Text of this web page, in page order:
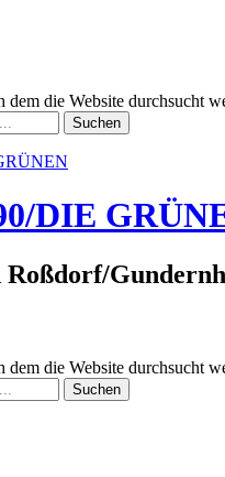
dem die Website durchsucht
Suchen
DIE
dem die Website durchsucht
Suchen